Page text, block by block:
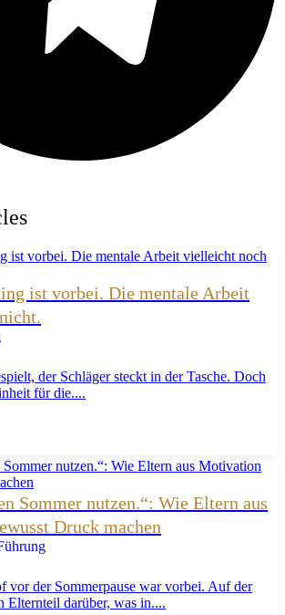
ist vorbei. Die mentale Arbeit
der Schläger steckt in der Tasche. Doch
für die....
Sommer nutzen.“: Wie Eltern aus
Druck machen
vor der Sommerpause war vorbei. Auf der
Elternteil darüber, was in....